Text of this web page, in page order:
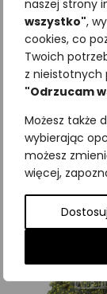
naszej strony
wszystko",
cookies, co
Twoich
z nieistotnych
"Odrzucam
Możesz także
wybierając
możesz
więcej,
Dostosuj
Podobne